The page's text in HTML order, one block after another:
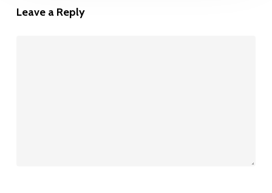
Leave a Reply